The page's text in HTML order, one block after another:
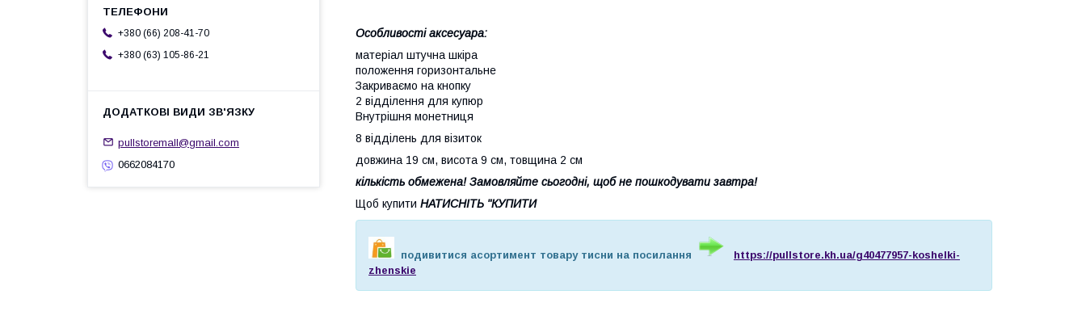
Особливості аксесуара:
матеріал штучна шкіра
положення горизонтальне
Закриваємо на кнопку
2 відділення для купюр
Внутрішня монетниця
8 відділень для візиток
довжина 19 см, висота 9 см, товщина 2 см
кількість обмежена! Замовляйте сьогодні, щоб не пошкодувати завтра!
Щоб купити НАТИСНІТЬ "КУПИТИ
подивитися асортимент товару тисни на посилання
https://pullstore.kh.ua/g40477957-koshelki-
zhenskie
+380 (66) 208-41-70
+380 (63) 105-86-21
pullstoremall@gmail.com
0662084170